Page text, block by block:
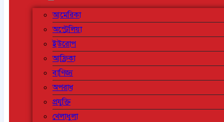
আমেরিকা
অস্ট্রেলিয়া
ইউরোপ
আফ্রিকা
বাণিজ্য
অপরাধ
প্রযুক্তি
খেলাধুলা